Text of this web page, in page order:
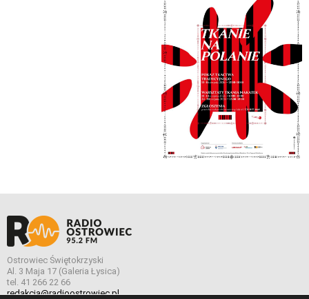
Ostrowiec Świętokrzyski
Al. 3 Maja 17 (Galeria Łysica)
tel. 41 266 22 66
redakcja@radioostrowiec.pl